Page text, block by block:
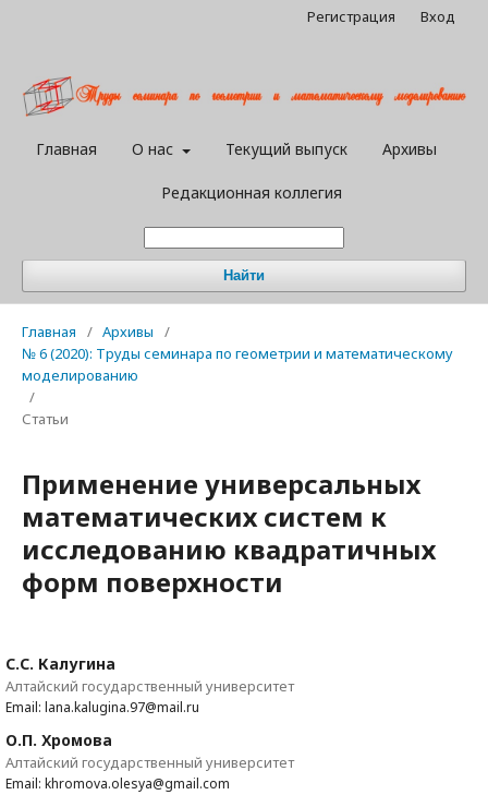
Главная О нас Текущий выпуск Архивы
Редакционная коллегия
Найти
Регистрация Вход
Главная / Архивы
/
№ 6 (2020): Труды семинара по геометрии и математическому
моделированию
/
Статьи
Применение универсальных
математических систем к
исследованию квадратичных
форм поверхности
С.С. Калугина
Алтайский государственный университет
Email: lana.kalugina.97@mail.ru
О.П. Хромова
Алтайский государственный университет
Email: khromova.olesya@gmail.com